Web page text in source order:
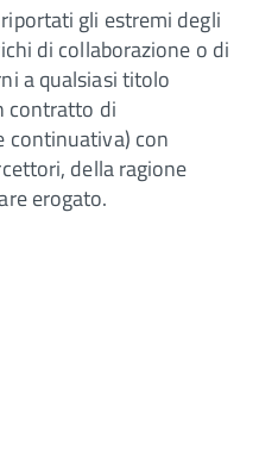
gli estremi degli
di collaborazione o di
a qualsiasi titolo
contratto di
continuativa) con
della ragione
erogato.